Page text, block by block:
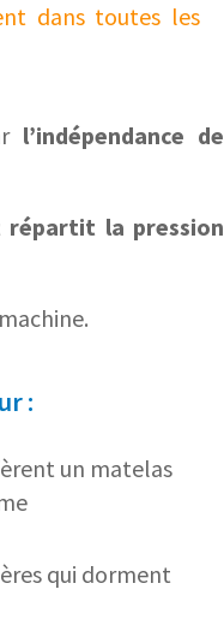
dans toutes les
l’indépendance de
la pression
:
un matelas
qui dorment